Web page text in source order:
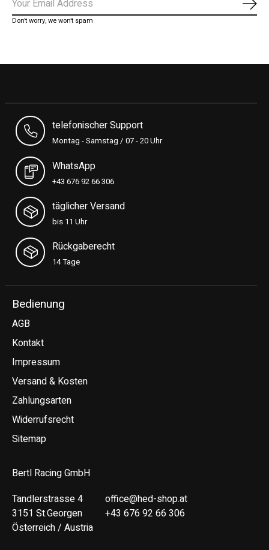
Don’t worry, we won’t spam
telefonischer Support
Montag - Samstag / 07 - 20 Uhr
WhatsApp
+43 676 92 66 306
täglicher Versand
bis 11 Uhr
Rückgaberecht
14 Tage
Bedienung
AGB
Kontakt
Impressum
Versand & Kosten
Zahlungsarten
Widerrufsrecht
Sitemap
Bertl Racing GmbH
Tandlerstrasse 4
3151 St.Georgen
Österreich / Austria
office@hed-shop.at
+43 676 92 66 306